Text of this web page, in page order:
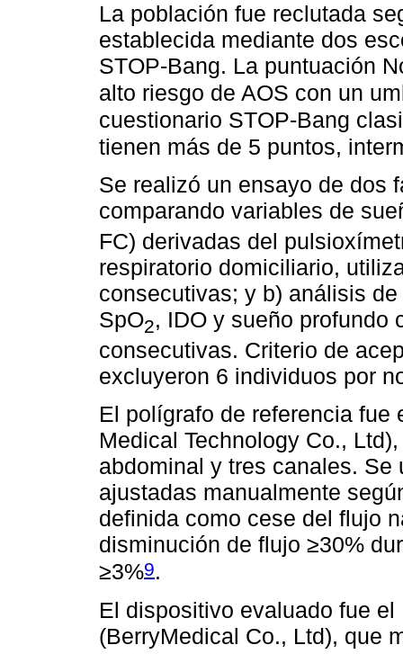
La población fue reclutada
establecida mediante dos
STOP-Bang. La puntuación
alto riesgo de AOS con un
cuestionario STOP-Bang
tienen más de 5 puntos,
Se realizó un ensayo de dos
comparando variables de
FC) derivadas del
respiratorio domiciliario,
consecutivas; y b) análisis
SpO2, IDO y sueño profundo
consecutivas. Criterio de
excluyeron 6 individuos por
El polígrafo de referencia
Medical Technology Co.,
abdominal y tres canales.
ajustadas manualmente
definida como cese del flujo
disminución de flujo ≥30%
≥3%9.
El dispositivo evaluado fue
(BerryMedical Co., Ltd), que